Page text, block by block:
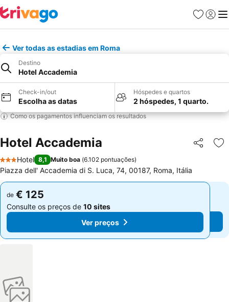
Favoritos
Iniciar
Ver todas as estadias em Roma
Destino
Hotel Accademia
Check-in/out
Escolha as datas
Hóspedes e quartos
2 hóspedes, 1 quarto.
Como os pagamentos influenciam os resultados
Hotel Accademia Partilhar
3 Estrelas
Hotel 8,1 Muito boa (6.102 pontuações)
Piazza dell' Accademia di S. Luca, 74, 00187, Roma, Itália
de € 125
Consulte os preços de 10 sites
Ver preços
de € 125
Consulte os preços de 10 sites
Ver preços